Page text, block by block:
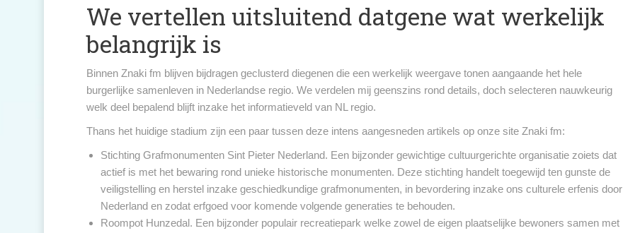
We vertellen uitsluitend datgene wat werkelijk
belangrijk is
Binnen Znaki fm blijven bijdragen geclusterd diegenen die een werkelijk weergave tonen aangaande het hele
burgerlijke samenleven in Nederlandse regio. We verdelen mij geenszins rond details, doch selecteren nauwkeurig
welk deel bepalend blijft inzake het informatieveld van NL regio.
Thans het huidige stadium zijn een paar tussen deze intens aangesneden artikels op onze site Znaki fm:
Stichting Grafmonumenten Sint Pieter Nederland. Een bijzonder gewichtige cultuurgerichte organisatie zoiets dat
actief is met het bewaring rond unieke historische monumenten. Deze stichting handelt toegewijd ten gunste de
veiligstelling en herstel inzake geschiedkundige grafmonumenten, in bevordering inzake ons culturele erfenis door
Nederland en zodat erfgoed voor komende volgende generaties te behouden.
Roompot Hunzedal. Een bijzonder populair recreatiepark welke zowel de eigen plaatselijke bewoners samen met